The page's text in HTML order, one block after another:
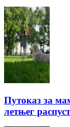
Путоказ за
летњег